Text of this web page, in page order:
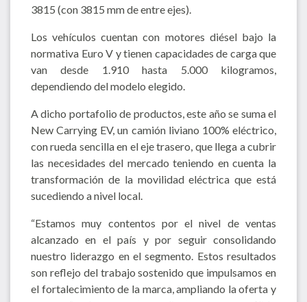
3815 (con 3815 mm de entre ejes).
Los vehículos cuentan con motores diésel bajo la
normativa Euro V y tienen capacidades de carga que
van desde 1.910 hasta 5.000 kilogramos,
dependiendo del modelo elegido.
A dicho portafolio de productos, este año se suma el
New Carrying EV, un camión liviano 100% eléctrico,
con rueda sencilla en el eje trasero, que llega a cubrir
las necesidades del mercado teniendo en cuenta la
transformación de la movilidad eléctrica que está
sucediendo a nivel local.
“Estamos muy contentos por el nivel de ventas
alcanzado en el país y por seguir consolidando
nuestro liderazgo en el segmento. Estos resultados
son reflejo del trabajo sostenido que impulsamos en
el fortalecimiento de la marca, ampliando la oferta y